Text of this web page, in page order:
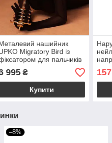
нашийник
Migratory Bird із
для пальчиків
рук, золотистий
995₴
Купити
–8%